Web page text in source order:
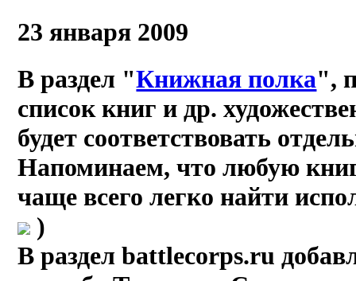
23 января 2009
В раздел "Книжная полка",
список книг и др.
будет соответствовать
Напоминаем, что любую
чаще всего легко найти
)
В раздел battlecorps.ru